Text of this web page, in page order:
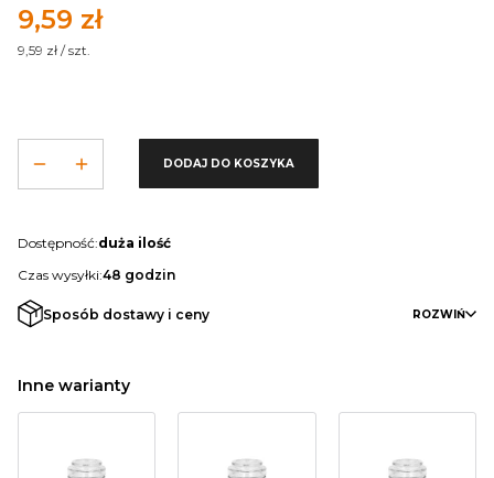
Cena
9,59 zł
9,59 zł / szt.
DODAJ DO KOSZYKA
Dostępność:duża ilość
Czas wysyłki:48 godzin
Sposób dostawy i ceny ROZWIŃ
Inne warianty